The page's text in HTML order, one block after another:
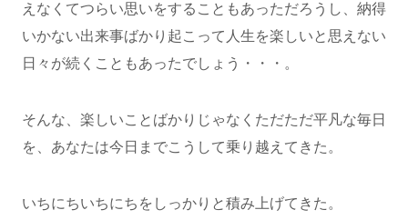
えなくてつらい思いをすることもあっただろうし、納得
いかない出来事ばかり起こって人生を楽しいと思えない
日々が続くこともあったでしょう・・・。
そんな、楽しいことばかりじゃなくただただ平凡な毎日
を、あなたは今日までこうして乗り越えてきた。
いちにちいちにちをしっかりと積み上げてきた。